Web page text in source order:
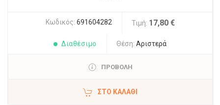
Κωδικός: 691604282 Τιμή: 17,80 €
Διαθέσιμο Θέση: Αριστερά
ΠΡΟΒΟΛΗ
ΣΤΟ ΚΑΛΆΘΙ